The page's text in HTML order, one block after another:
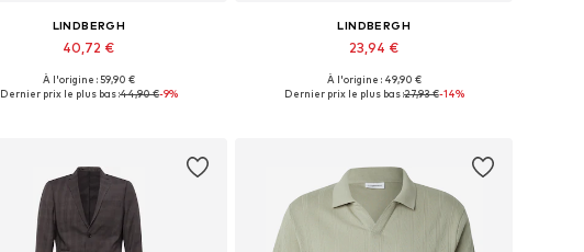
LINDBERGH
40,72 €
+4
Disponible en plusieurs tailles
À l'origine : 59,90 €
Dernier prix le plus bas :44,90 €-9%
LINDBERGH
23,94 €
Tailles disponibles: S, M, L
À l'origine : 49,90 €
Dernier prix le plus bas :27,93 €-14%